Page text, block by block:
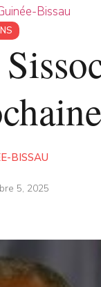
Bissau
BISSAU
5, 2025